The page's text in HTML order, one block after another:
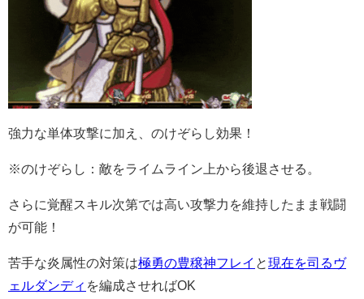
強力な単体攻撃に加え、のけぞらし効果！
※のけぞらし：敵をライムライン上から後退させる。
さらに覚醒スキル次第では高い攻撃力を維持したまま戦闘
が可能！
苦手な炎属性の対策は極勇の豊穣神フレイ と現在を司るヴ
ェルダンディ を編成させればOK